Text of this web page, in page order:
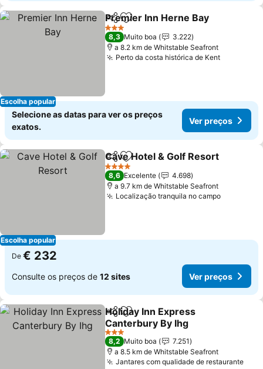
Escolha popular
PartilharAdicionar aos favoritos
Premier Inn Herne Bay
3 Estrelas
8,3 Muito boa
3.222
a 8.2 km de Whitstable Seafront
Perto da costa histórica de KentVer
Selecione as datas para ver os preços
exatos.
Ver preços
Escolha popular
PartilharAdicionar aos favoritos
Cave Hotel & Golf Resort
4 Estrelas
8,6 Excelente
4.698
a 9.7 km de Whitstable Seafront
Localização tranquila no campoVer
De € 232
Consulte os preços de 12 sites Ver preços
PartilharAdicionar aos favoritos
Holiday Inn Express
Canterbury By Ihg
Ver preços
3 Estrelas
8,2 Muito boa
7.251
a 8.5 km de Whitstable Seafront
Jantares com qualidade de restauranteVer